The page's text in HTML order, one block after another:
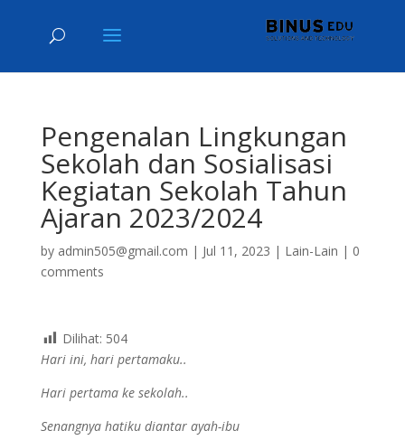
Pengenalan Lingkungan
Sekolah dan Sosialisasi
Kegiatan Sekolah Tahun
Ajaran 2023/2024
by admin505@gmail.com | Jul 11, 2023 | Lain-Lain | 0
comments
Dilihat: 504
Hari ini, hari pertamaku..
Hari pertama ke sekolah..
Senangnya hatiku diantar ayah-ibu